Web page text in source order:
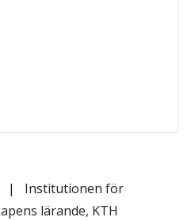
| Institutionen för
lärande, KTH